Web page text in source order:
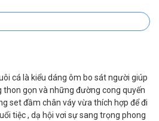
cá là kiểu dáng ôm bo sát người giúp
thon gọn và những đường cong quyến
set đầm chân váy vừa thích hợp để đi
tiệc , dạ hội vơi sự sang trọng phong